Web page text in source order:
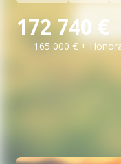
172 740 €
165 000 € +